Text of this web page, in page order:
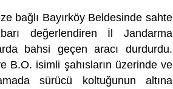
bağlı Bayırköy Beldesinde sahte
değerlendiren İl Jandarma
bahsi geçen aracı durdurdu.
B.O. isimli şahısların üzerinde ve
sürücü koltuğunun altına